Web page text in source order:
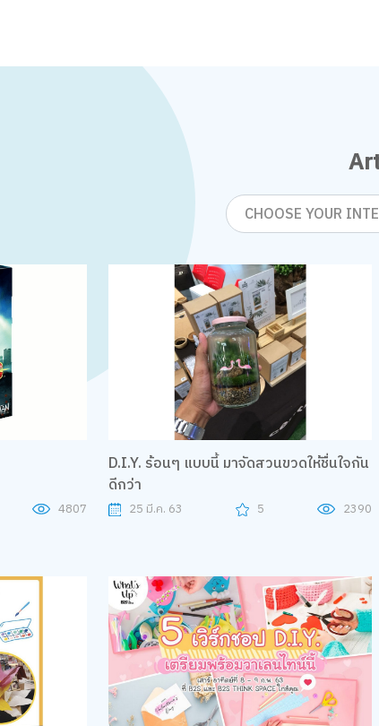
CHOOSE YOUR
4807
D.I.Y. ร้อนๆ แบบนี้ มาจัดสวนขวดให้ชื่นใจกัน
ดีกว่า
25 มี.ค. 63 5 2390